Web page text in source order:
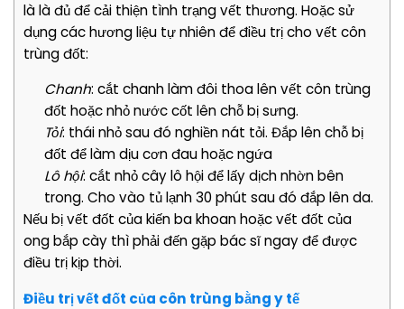
là là đủ để cải thiện tình trạng vết thương. Hoặc sử
dụng các hương liệu tự nhiên để điều trị cho vết côn
trùng đốt:
Chanh: cắt chanh làm đôi thoa lên vết côn trùng
đốt hoặc nhỏ nước cốt lên chỗ bị sưng.
Tỏi: thái nhỏ sau đó nghiền nát tỏi. Đắp lên chỗ bị
đốt để làm dịu cơn đau hoặc ngứa
Lô hội: cắt nhỏ cây lô hội để lấy dịch nhờn bên
trong. Cho vào tủ lạnh 30 phút sau đó đắp lên da.
Nếu bị vết đốt của kiến ba khoan hoặc vết đốt của
ong bắp cày thì phải đến gặp bác sĩ ngay để được
điều trị kịp thời.
Điều trị vết đốt của côn trùng bằng y tế